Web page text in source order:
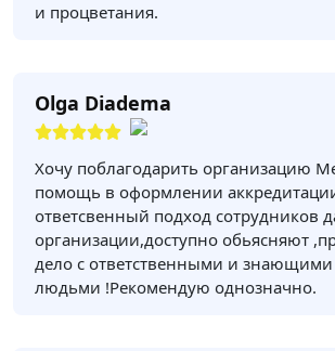
и процветания.
Olga Diadema
Хочу поблагодарить организацию
помощь в оформлении
ответсвенный подход сотрудников
организации,доступно обьясняют
дело с ответственными и знающими
людьми !Рекомендую однозначно.